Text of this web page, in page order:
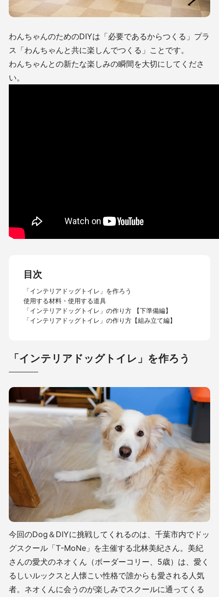
わんちゃんのためのDIYは「必要であるからつくる」プラ
ス「わんちゃんと共に楽しんでつくる」ことです。
わんちゃんとの新たな楽しみの瞬間を大切にしてくださ
い。
目次
「インテリアドッグトイレ」を作ろう
使用する材料・使用する道具​
「インテリアドッグトイレ」の作り方 【下準備編】
「インテリアドッグトイレ」の作り方【組み立て編】
「インテリアドッグトイレ」を作ろう
今回のDog＆DIYに挑戦してくれるのは、千葉市内でドッ
グスクール「T-MoNe」を主催する北林美紀さん。美紀
さんの愛犬のネオくん（ボーダーコリー、5歳）は、愛く
るしいルックスと人懐こい性格で誰からも愛される人気
者。ネオくんに会うのが楽しみでスクールに通ってくる